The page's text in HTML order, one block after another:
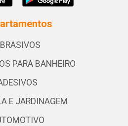
PARA BANHEIRO
E JARDINAGEM